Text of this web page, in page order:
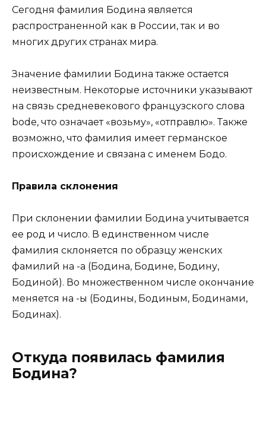
Сегодня фамилия Бодина является
распространенной как в России, так и во
многих других странах мира.
Значение фамилии Бодина также остается
неизвестным. Некоторые источники указывают
на связь средневекового французского слова
bode, что означает «возьму», «отправлю». Также
возможно, что фамилия имеет германское
происхождение и связана с именем Бодо.
Правила склонения
При склонении фамилии Бодина учитывается
ее род и число. В единственном числе
фамилия склоняется по образцу женских
фамилий на -а (Бодина, Бодине, Бодину,
Бодиной). Во множественном числе окончание
меняется на -ы (Бодины, Бодиным, Бодинами,
Бодинах).
Откуда появилась фамилия
Бодина?